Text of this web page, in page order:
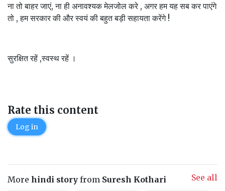
ना तो बाहर जाएं, ना ही अनावश्यक मेलजोल करे , अगर हम यह सब कर पाएंगे
तो , हम सरकार की और स्वयं की बहुत बड़ी सहायता करेंगे !
सुरक्षित रहें ,स्वस्थ रहें ।
Rate this content
Log in
More hindi story from Suresh Kothari See all